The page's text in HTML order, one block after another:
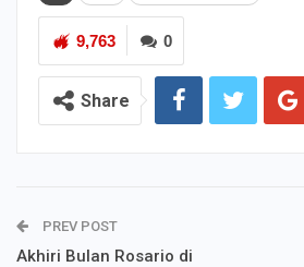
0
9,763
Share
PREV POST
Akhiri Bulan Rosario di